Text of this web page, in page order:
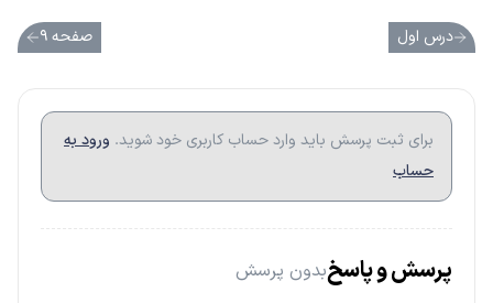
درس اول صفحه ۹
برای ثبت پرسش باید وارد حساب کاربری خود شوید. ورود به
حساب
پرسش و پاسخبدون پرسش